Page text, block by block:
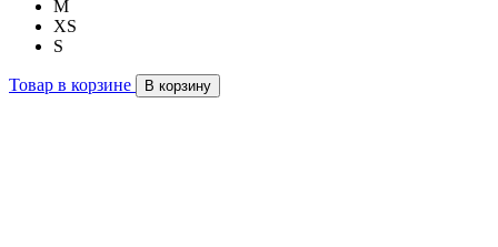
M
XS
S
Товар в корзине В корзину